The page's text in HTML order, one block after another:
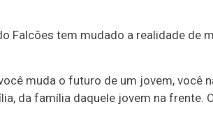
Falcões tem mudado a realidade de
muda o futuro de um jovem, você
da família daquele jovem na frente.